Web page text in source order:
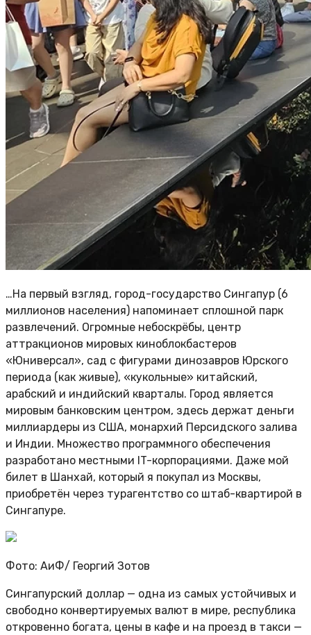
…На первый взгляд, город-государство Сингапур (6
миллионов населения) напоминает сплошной парк
развлечений. Огромные небоскрёбы, центр
аттракционов мировых киноблокбастеров
«Юниверсал», сад с фигурами динозавров Юрского
периода (как живые), «кукольные» китайский,
арабский и индийский кварталы. Город является
мировым банковским центром, здесь держат деньги
миллиардеры из США, монархий Персидского залива
и Индии. Множество программного обеспечения
разработано местными IT-корпорациями. Даже мой
билет в Шанхай, который я покупал из Москвы,
приобретён через турагентство со штаб-квартирой в
Сингапуре.
Фото: АиФ/ Георгий Зотов
Сингапурский доллар — одна из самых устойчивых и
свободно конвертируемых валют в мире, республика
откровенно богата, цены в кафе и на проезд в такси —